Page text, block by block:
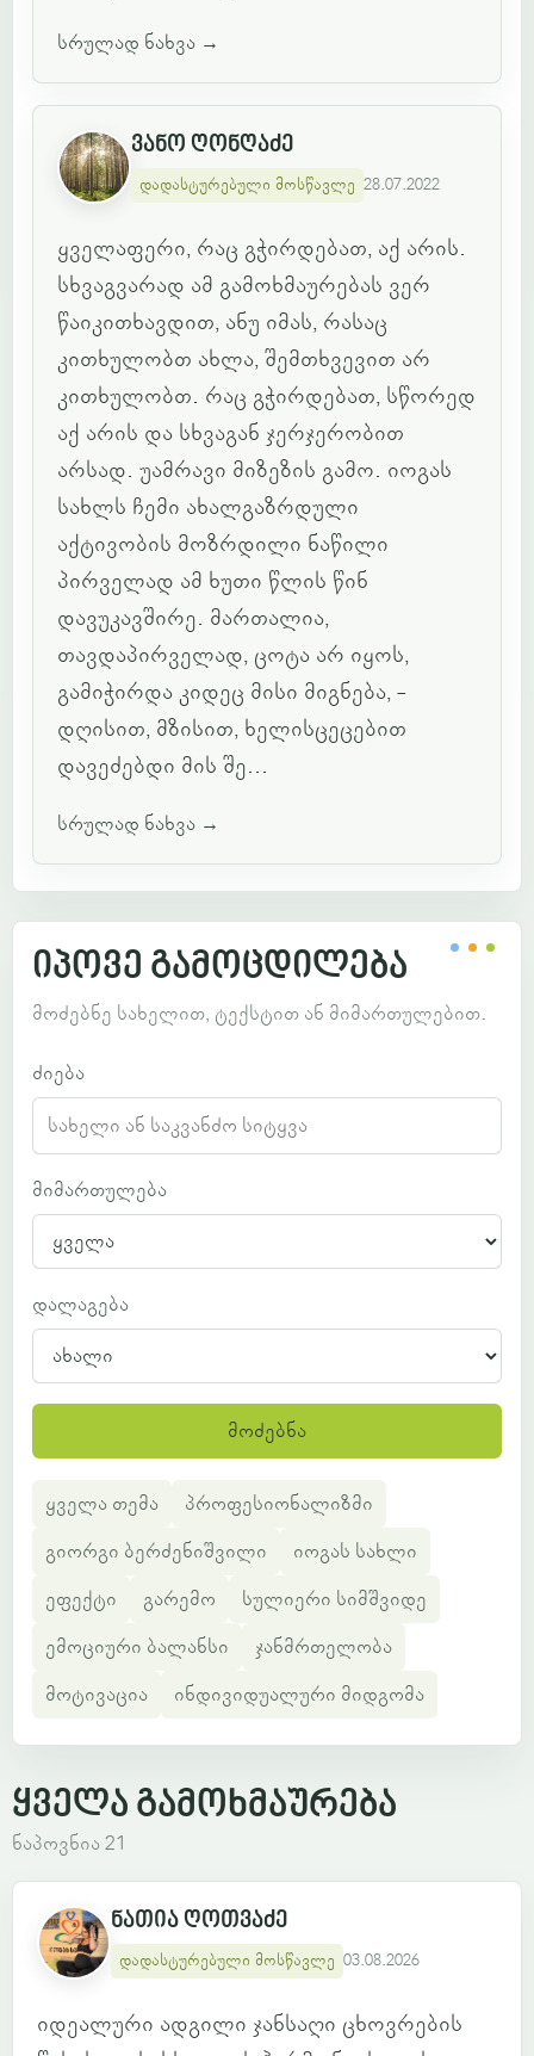
სრულად ნახვა →
ვანო ღონღაძე
დადასტურებული მოსწავლე 28.07.2022
ყველაფერი, რაც გჭირდებათ, აქ არის.
სხვაგვარად ამ გამოხმაურებას ვერ
წაიკითხავდით, ანუ იმას, რასაც
კითხულობთ ახლა, შემთხვევით არ
კითხულობთ. რაც გჭირდებათ, სწორედ
აქ არის და სხვაგან ჯერჯერობით
არსად. უამრავი მიზეზის გამო. იოგას
სახლს ჩემი ახალგაზრდული
აქტივობის მოზრდილი ნაწილი
პირველად ამ ხუთი წლის წინ
დავუკავშირე. მართალია,
თავდაპირველად, ცოტა არ იყოს,
გამიჭირდა კიდეც მისი მიგნება, -
დღისით, მზისით, ხელისცეცებით
დავეძებდი მის შე...
სრულად ნახვა →
იპოვე გამოცდილება
მოძებნე სახელით, ტექსტით ან მიმართულებით.
ძიება
მიმართულება
დალაგება
მოძებნა
ყველა თემა
პროფესიონალიზმი
გიორგი ბერძენიშვილი
იოგას სახლი
ეფექტი
გარემო
სულიერი სიმშვიდე
ემოციური ბალანსი
ჯანმრთელობა
მოტივაცია
ინდივიდუალური მიდგომა
ყველა გამოხმაურება
ნაპოვნია 21
ნათია ღოთვაძე
დადასტურებული მოსწავლე 03.08.2026
იდეალური ადგილი ჯანსაღი ცხოვრების